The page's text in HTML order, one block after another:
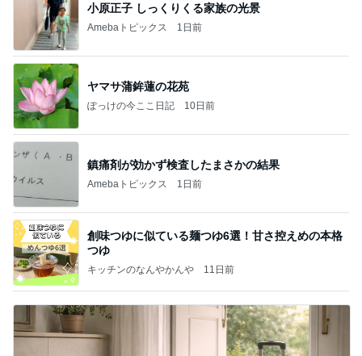
小原正子 しっくりくる家族の光景
Amebaトピックス 1日前
ヤマサ蒲鉾蓮の花苑
ぽっけの今ここ日記 10日前
鎮痛剤が効かず検査したまさかの結果
Amebaトピックス 1日前
創味つゆに似ている麺つゆ6選！甘さ控えめの本格
つゆ
キッチンのなんやかんや 11日前